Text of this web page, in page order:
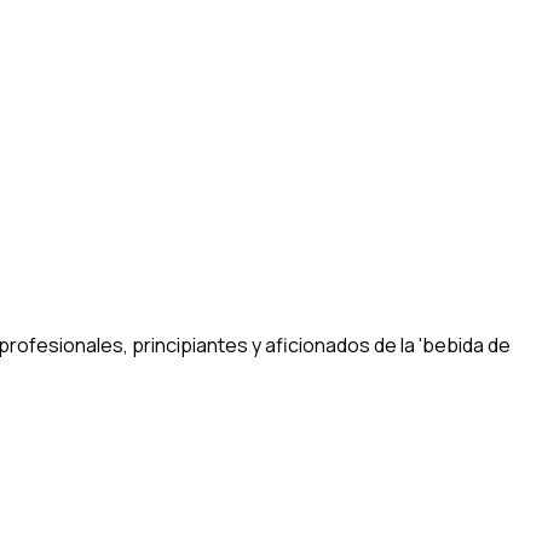
principiantes y aficionados de la 'bebida de